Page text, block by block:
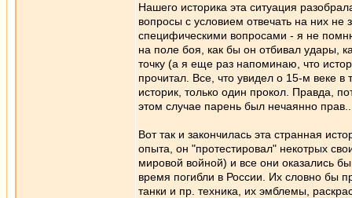
Нашего историка эта ситуация
вопросы с условием отвечать на них не
специфическими вопросами - я не
на поле боя, как бы он отбивал удары,
точку (а я еще раз напоминаю, что
прочитал. Все, что увидел о 15-м веке
историк, только один прокол. Правда,
этом случае парень был нечаянно
Вот так и закончилась эта странная
опыта, он "протестировал" некотрых
мировой войной) и все они оказались
время погибли в России. Их словно бы
танки и пр. техника, их эмблемы,